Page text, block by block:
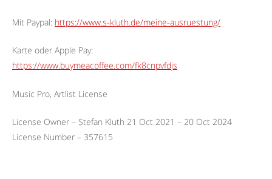
Mit Paypal: https://www.s-kluth.de/meine-ausruestung/
Karte oder Apple Pay:
https://www.buymeacoffee.com/fk8cnpvfdjs
Music Pro, Artlist License
License Owner – Stefan Kluth 21 Oct 2021 – 20 Oct 2024
License Number – 357615